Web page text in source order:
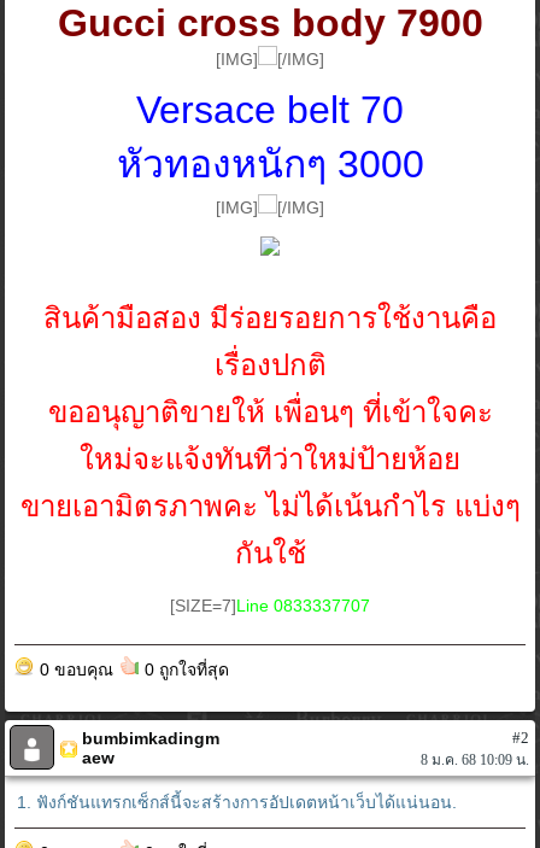
Gucci cross body 7900
[IMG] [/IMG]
Versace belt 70
หัวทองหนักๆ 3000
[IMG] [/IMG]
สินค้ามือสอง มีร่อยรอยการใช้งานคือ
เรื่องปกติ
ขออนุญาติขายให้ เพื่อนๆ ที่เข้าใจคะ
ใหม่จะแจ้งทันทีว่าใหม่ป้ายห้อย
ขายเอามิตรภาพคะ ไม่ได้เน้นกำไร แบ่งๆ
กันใช้
[SIZE=7]Line 0833337707
0 ขอบคุณ 0 ถูกใจที่สุด
bumbimkadingm
aew
#2
8 ม.ค. 68 10:09 น.
1. ฟังก์ชันแทรกเซ็กส์นี้จะสร้างการอัปเดตหน้าเว็บได้แน่นอน.